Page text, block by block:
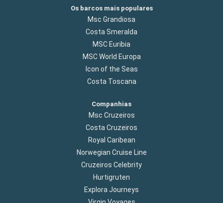
Os barcos mais populares
Msc Grandiosa
Costa Smeralda
MSC Euribia
MSC World Europa
Icon of the Seas
Costa Toscana
Companhias
Msc Cruzeiros
Costa Cruzeiros
Royal Caribean
Norwegian Cruise Line
Cruzeiros Celebrity
Hurtigruten
Explora Journeys